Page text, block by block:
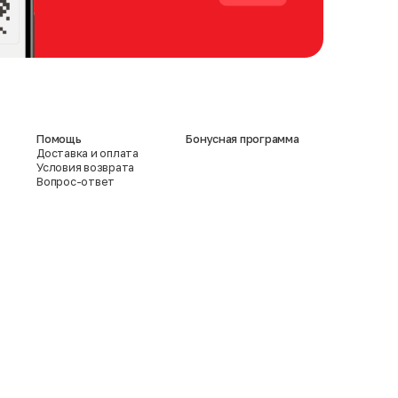
Помощь
Доставка и оплата
Условия возврата
Вопрос-ответ
Бонусная программа